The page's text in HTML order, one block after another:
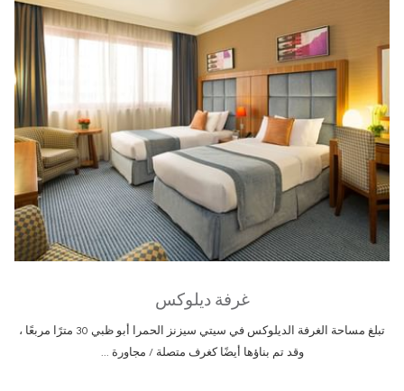
غرفة ديلوكس
تبلغ مساحة الغرفة الديلوكس في سيتي سيزنز الحمرا أبو ظبي 30 مترًا مربعًا ،
وقد تم بناؤها أيضًا كغرف متصلة / مجاورة ...